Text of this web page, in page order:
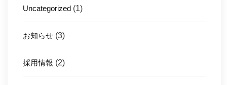
Uncategorized (1)
お知らせ (3)
採用情報 (2)